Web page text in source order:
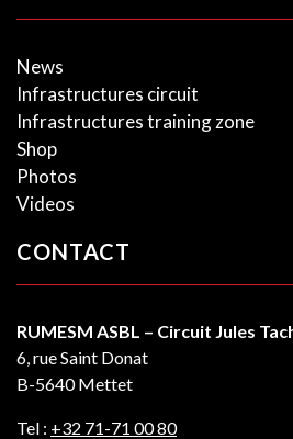
News
Infrastructures circuit
Infrastructures training zone
Shop
Photos
Videos
CONTACT
RUMESM ASBL – Circuit Jules
6, rue Saint Donat
B-5640 Mettet
Tel : +32 71-71 00 80